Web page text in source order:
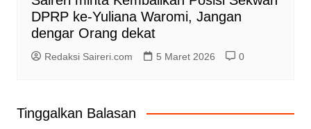
DPRP ke-Yuliana Waromi, Jangan
dengar Orang dekat
Redaksi Saireri.com 5 Maret 2026 0
Tinggalkan Balasan